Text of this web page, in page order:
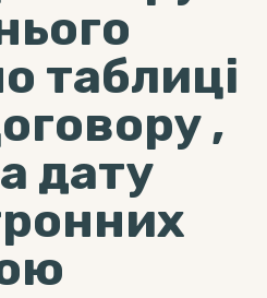
таблиці
,
дату